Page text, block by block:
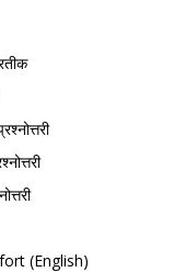
(English)